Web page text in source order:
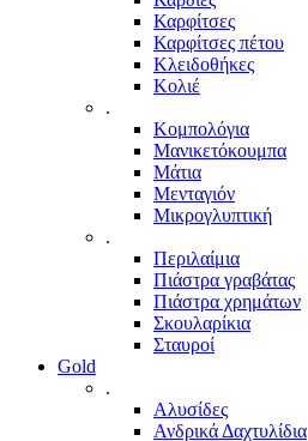
Καρφίτσες
Καρφίτσες πέτου
Κλειδοθήκες
Κολιέ
.
Κομπολόγια
Μανικετόκουμπα
Μάτια
Μενταγιόν
Μικρογλυπτική
.
Περιλαίμια
Πιάστρα γραβάτας
Πιάστρα χρημάτων
Σκουλαρίκια
Σταυροί
Gold
.
Αλυσίδες
Ανδρικά Δαχτυλίδια